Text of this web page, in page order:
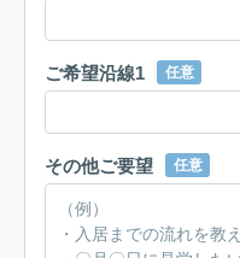
ご希望沿線1 任意
その他ご要望 任意